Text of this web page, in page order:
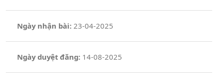
Ngày nhận bài: 23-04-2025
Ngày duyệt đăng:14-08-2025